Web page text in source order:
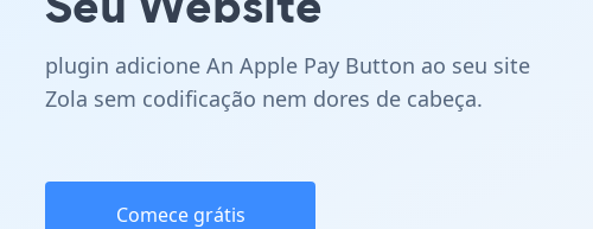
plugin adicione An Apple Pay Button ao seu site
Zola sem codificação nem dores de cabeça.
Comece grátis